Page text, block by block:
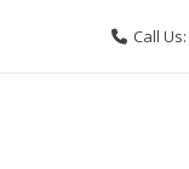
Call